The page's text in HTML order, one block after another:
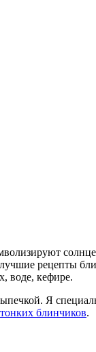
рецепты
воде, кефире.
Я
блинчиков.